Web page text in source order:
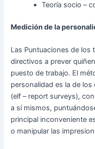
Teoría socio –
Medición de la
Las Puntuaciones de los
directivos a prever
puesto de trabajo. El
personalidad es la de los
(elf – report surveys),
a sí mismos,
principal inconveniente
o manipular las